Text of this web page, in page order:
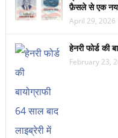
फ़ैसले से एक नया
April 29, 2026
हेनरी फोर्ड की
February 23,